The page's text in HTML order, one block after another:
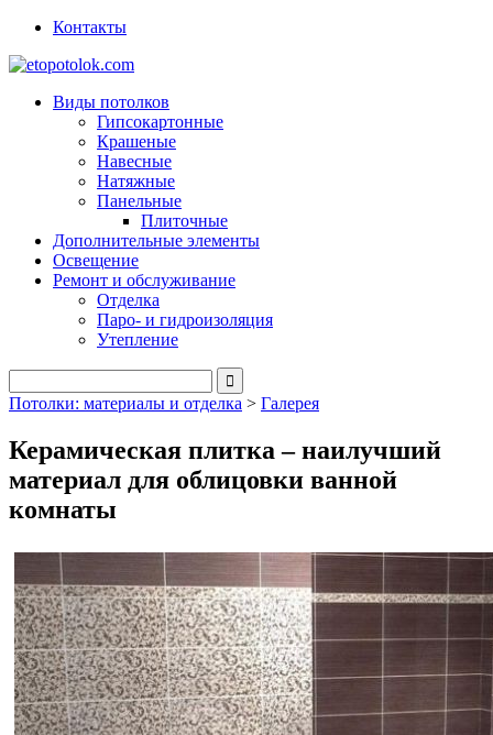
Контакты
Виды потолков
Гипсокартонные
Крашеные
Навесные
Натяжные
Панельные
Плиточные
Дополнительные элементы
Освещение
Ремонт и обслуживание
Отделка
Паро- и гидроизоляция
Утепление
Потолки: материалы и отделка > Галерея
Керамическая плитка – наилучший
материал для облицовки ванной
комнаты